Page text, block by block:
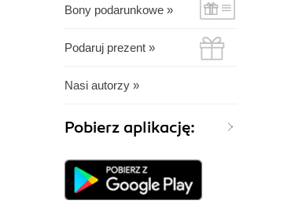
Bony podarunkowe »
Podaruj prezent »
Nasi autorzy »
Pobierz aplikację: